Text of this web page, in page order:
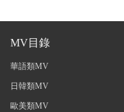
MV目錄
華語類MV
日韓類MV
歐美類MV